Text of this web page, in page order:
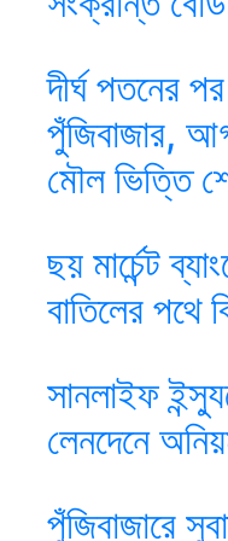
দীর্ঘ পতনের
পুঁজিবাজার,
মৌল ভিত্তি
ছয় মার্চেন্ট
বাতিলের পথে
সানলাইফ
লেনদেনে
পুঁজিবাজারে